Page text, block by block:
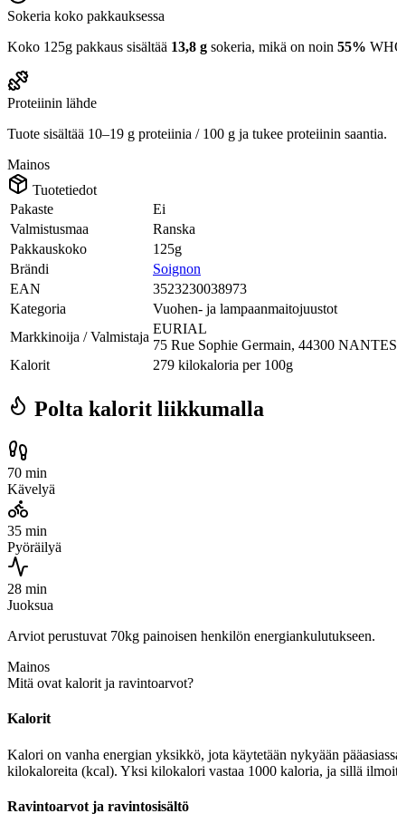
Sokeria koko pakkauksessa
Koko 125g pakkaus sisältää 13,8 g sokeria, mikä on noin 55%
Proteiinin lähde
Tuote sisältää 10–19 g proteiinia / 100 g ja tukee proteiinin saantia.
Mainos
Tuotetiedot
Pakaste
Ei
Valmistusmaa
Ranska
Pakkauskoko
125g
Brändi
Soignon
EAN
3523230038973
Kategoria
Vuohen- ja lampaanmaitojuustot
Markkinoija / Valmistaja
EURIAL
75 Rue Sophie Germain, 44300
Kalorit
279 kilokaloria per 100g
Polta kalorit liikkumalla
70 min
Kävelyä
35 min
Pyöräilyä
28 min
Juoksua
Arviot perustuvat 70kg painoisen henkilön energiankulutukseen.
Mainos
Mitä ovat kalorit ja ravintoarvot?
Kalorit
Kalori on vanha energian yksikkö, jota käytetään nykyään
kilokaloreita (kcal). Yksi kilokalori vastaa 1000 kaloria, ja sillä
Ravintoarvot ja ravintosisältö